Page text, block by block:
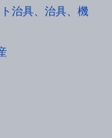
治具、治具、機